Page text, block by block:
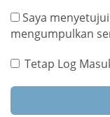
Saya menyetujui
mengumpulkan
Tetap Log